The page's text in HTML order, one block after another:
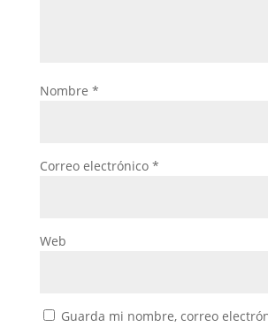
Nombre *
Correo electrónico *
Web
Guarda mi nombre, correo